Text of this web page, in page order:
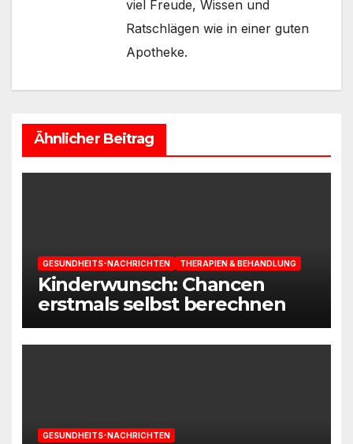
viel Freude, Wissen und
Ratschlägen wie in einer guten
Apotheke.
Ähnlicher Beitrag
GESUNDHEITS-NACHRICHTEN THERAPIEN & BEHANDLUNG
Kinderwunsch: Chancen
erstmals selbst berechnen
GESUNDHEITS-NACHRICHTEN